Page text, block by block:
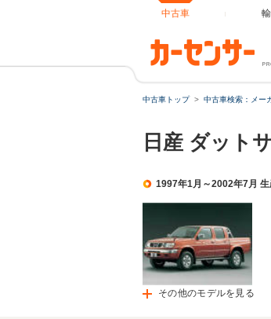
中古車
中古車トップ 中古車検索：メー
日産 ダット
1997年1月～2002年7月
その他のモデルを見る